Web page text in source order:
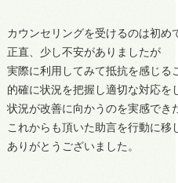
カウンセリングを受けるのは初め
正直、少し不安がありましたが
実際に利用してみて抵抗を感じる
的確に状況を把握し適切な対応を
状況が改善に向かうのを実感でき
これからも頂いた助言を行動に移
ありがとうございました。